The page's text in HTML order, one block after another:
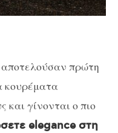
αποτελούσαν πρώτη
κουρέματα
και γίνονται ο πιο
elegance στη